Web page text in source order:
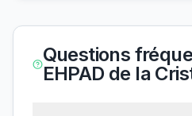
Questions
EHPAD de la